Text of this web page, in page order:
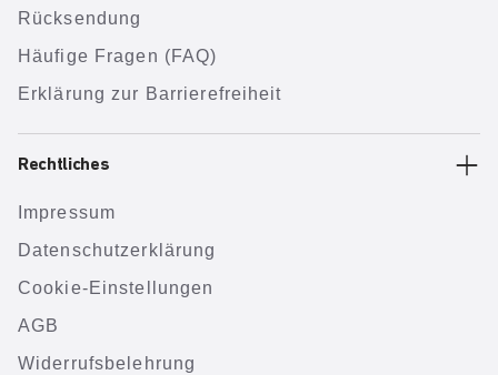
Rücksendung
Häufige Fragen (FAQ)
Erklärung zur Barrierefreiheit
Rechtliches
Impressum
Datenschutzerklärung
Cookie-Einstellungen
AGB
Widerrufsbelehrung